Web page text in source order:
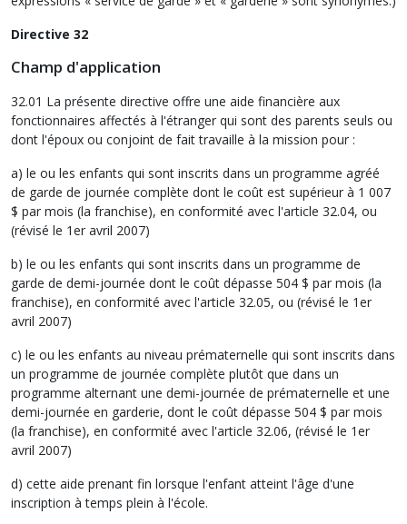
Directive 32
Champ d'application
32.01 La présente directive offre une aide financière aux
fonctionnaires affectés à l'étranger qui sont des parents seuls ou
dont l'époux ou conjoint de fait travaille à la mission pour :
a) le ou les enfants qui sont inscrits dans un programme agréé
de garde de journée complète dont le coût est supérieur à 1 007
$ par mois (la franchise), en conformité avec l'article 32.04, ou
(révisé le 1er avril 2007)
b) le ou les enfants qui sont inscrits dans un programme de
garde de demi-journée dont le coût dépasse 504 $ par mois (la
franchise), en conformité avec l'article 32.05, ou (révisé le 1er
avril 2007)
c) le ou les enfants au niveau prématernelle qui sont inscrits dans
un programme de journée complète plutôt que dans un
programme alternant une demi-journée de prématernelle et une
demi-journée en garderie, dont le coût dépasse 504 $ par mois
(la franchise), en conformité avec l'article 32.06, (révisé le 1er
avril 2007)
d) cette aide prenant fin lorsque l'enfant atteint l'âge d'une
inscription à temps plein à l'école.